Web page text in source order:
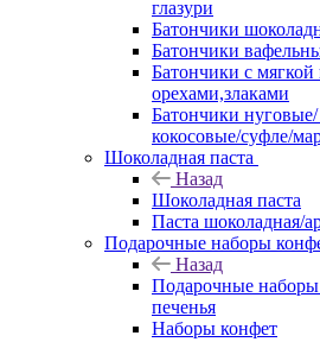
глазури
Батончики
Батончики
Батончики с
орехами,злаками
Батончики
кокосовые/суфле/
Шоколадная паста
Назад
Шоколадная паста
Паста шоколадная/
Подарочные наборы
Назад
Подарочные
печенья
Наборы конфет